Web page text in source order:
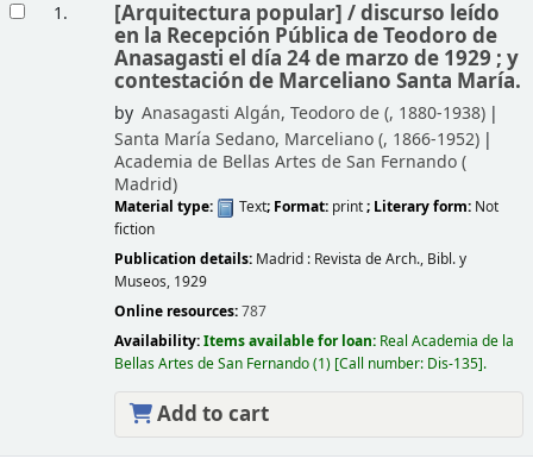
1. [Arquitectura popular] /discurso leído
en la Recepción Pública de Teodoro de
Anasagasti el día 24 de marzo de 1929 ; y
contestación de Marceliano Santa María.
by Anasagasti Algán, Teodoro de (, 1880-1938)
Santa María Sedano, Marceliano (, 1866-1952)
Academia de Bellas Artes de San Fernando (
Madrid)
Material type: Text; Format: print; Literary form: Not
fiction
Publication details: Madrid : Revista de Arch., Bibl. y
Museos, 1929
Online resources:787
Availability:Items available for loan: Real Academia de la
Bellas Artes de San Fernando(1) Call number: Dis-135 .
Add to cart